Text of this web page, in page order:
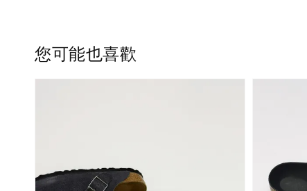
New Balance 韓國
限定 襪子組 燕麥 米
您可能也喜歡